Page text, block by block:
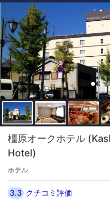
橿原オークホテル
Hotel)
ホテル
3.3 クチコミ評価